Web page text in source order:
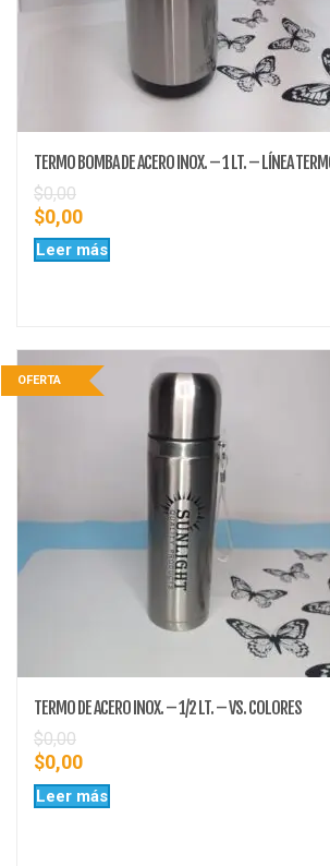
TERMO BOMBA DE ACERO INOX. – 1 LT. – LÍNEA
$0,00
$0,00
Leer más
OFERTA
TERMO DE ACERO INOX. – 1/2 LT. – VS. COLORES
$0,00
$0,00
Leer más